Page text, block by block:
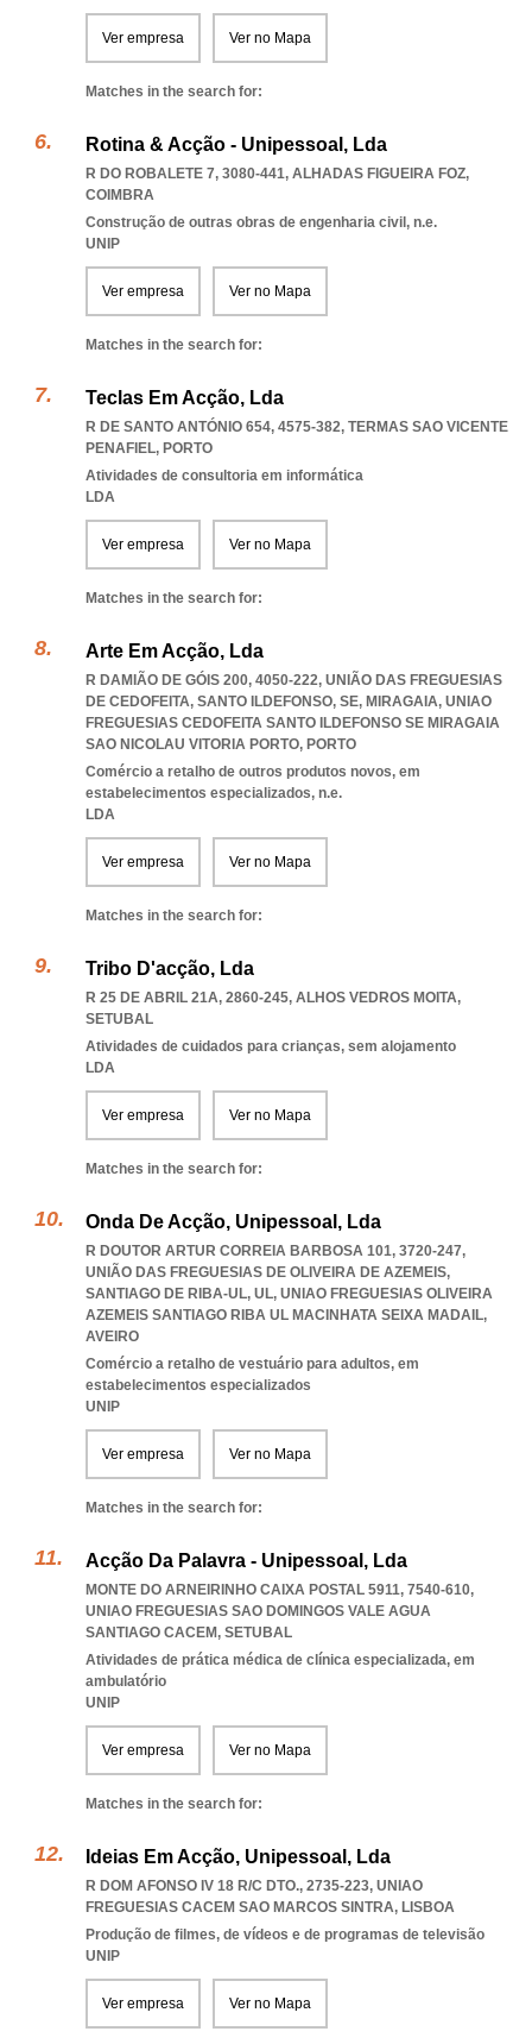
Ver empresa Ver no Mapa
Matches in the search for:
Rotina & Acção - Unipessoal, Lda
R DO ROBALETE 7, 3080-441, ALHADAS FIGUEIRA FOZ,
COIMBRA
Construção de outras obras de engenharia civil, n.e.
UNIP
Ver empresa Ver no Mapa
Matches in the search for:
Teclas Em Acção, Lda
R DE SANTO ANTÓNIO 654, 4575-382, TERMAS SAO VICENTE
PENAFIEL, PORTO
Atividades de consultoria em informática
LDA
Ver empresa Ver no Mapa
Matches in the search for:
Arte Em Acção, Lda
R DAMIÃO DE GÓIS 200, 4050-222, UNIÃO DAS FREGUESIAS
DE CEDOFEITA, SANTO ILDEFONSO, SE, MIRAGAIA, UNIAO
FREGUESIAS CEDOFEITA SANTO ILDEFONSO SE MIRAGAIA
SAO NICOLAU VITORIA PORTO, PORTO
Comércio a retalho de outros produtos novos, em
estabelecimentos especializados, n.e.
LDA
Ver empresa Ver no Mapa
Matches in the search for:
Tribo D'acção, Lda
R 25 DE ABRIL 21A, 2860-245, ALHOS VEDROS MOITA,
SETUBAL
Atividades de cuidados para crianças, sem alojamento
LDA
Ver empresa Ver no Mapa
Matches in the search for:
Onda De Acção, Unipessoal, Lda
R DOUTOR ARTUR CORREIA BARBOSA 101, 3720-247,
UNIÃO DAS FREGUESIAS DE OLIVEIRA DE AZEMEIS,
SANTIAGO DE RIBA-UL, UL, UNIAO FREGUESIAS OLIVEIRA
AZEMEIS SANTIAGO RIBA UL MACINHATA SEIXA MADAIL,
AVEIRO
Comércio a retalho de vestuário para adultos, em
estabelecimentos especializados
UNIP
Ver empresa Ver no Mapa
Matches in the search for:
Acção Da Palavra - Unipessoal, Lda
MONTE DO ARNEIRINHO CAIXA POSTAL 5911, 7540-610,
UNIAO FREGUESIAS SAO DOMINGOS VALE AGUA
SANTIAGO CACEM, SETUBAL
Atividades de prática médica de clínica especializada, em
ambulatório
UNIP
Ver empresa Ver no Mapa
Matches in the search for:
Ideias Em Acção, Unipessoal, Lda
R DOM AFONSO IV 18 R/C DTO., 2735-223, UNIAO
FREGUESIAS CACEM SAO MARCOS SINTRA, LISBOA
Produção de filmes, de vídeos e de programas de televisão
UNIP
Ver empresa Ver no Mapa